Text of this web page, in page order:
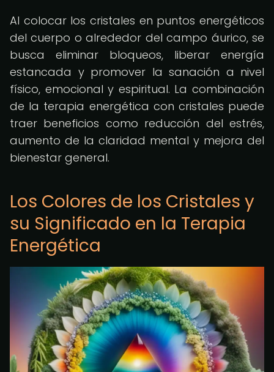
Al colocar los cristales en puntos energéticos
del cuerpo o alrededor del campo áurico, se
busca eliminar bloqueos, liberar energía
estancada y promover la sanación a nivel
físico, emocional y espiritual. La combinación
de la terapia energética con cristales puede
traer beneficios como reducción del estrés,
aumento de la claridad mental y mejora del
bienestar general.
Los Colores de los Cristales y
su Significado en la Terapia
Energética